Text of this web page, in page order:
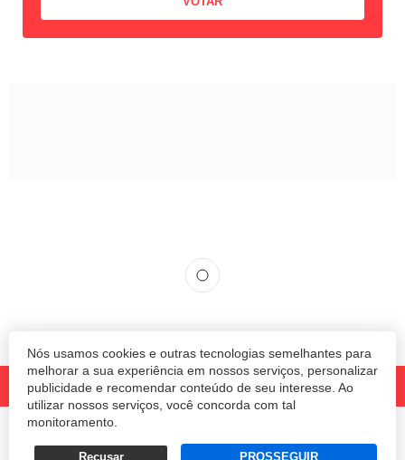
Nós usamos cookies e outras tecnologias semelhantes para
melhorar a sua experiência em nossos serviços, personalizar
publicidade e recomendar conteúdo de seu interesse. Ao
utilizar nossos serviços, você concorda com tal
monitoramento.
Recusar PROSSEGUIR